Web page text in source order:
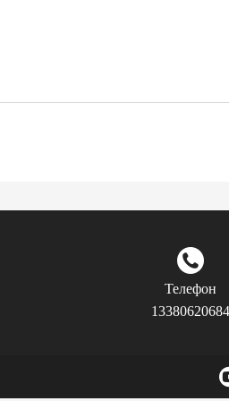
Телефон
13380620684